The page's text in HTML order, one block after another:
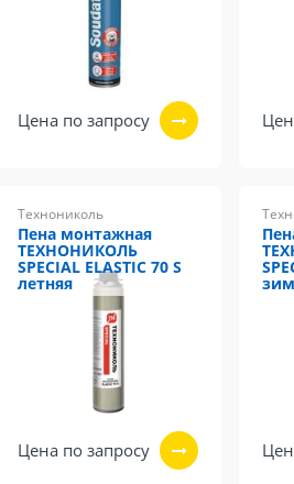
Цена по запросу
Технониколь
Пена монтажная
ТЕХНОНИКОЛЬ
SPECIAL ELASTIC 70 S
летняя
Цена по запросу